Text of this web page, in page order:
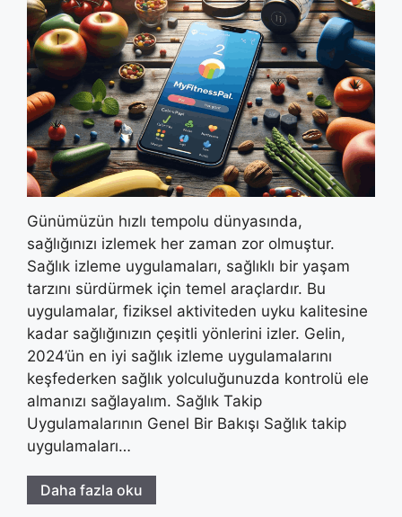
Günümüzün hızlı tempolu dünyasında,
sağlığınızı izlemek her zaman zor olmuştur.
Sağlık izleme uygulamaları, sağlıklı bir yaşam
tarzını sürdürmek için temel araçlardır. Bu
uygulamalar, fiziksel aktiviteden uyku kalitesine
kadar sağlığınızın çeşitli yönlerini izler. Gelin,
2024’ün en iyi sağlık izleme uygulamalarını
keşfederken sağlık yolculuğunuzda kontrolü ele
almanızı sağlayalım. Sağlık Takip
Uygulamalarının Genel Bir Bakışı Sağlık takip
uygulamaları…
Daha fazla oku